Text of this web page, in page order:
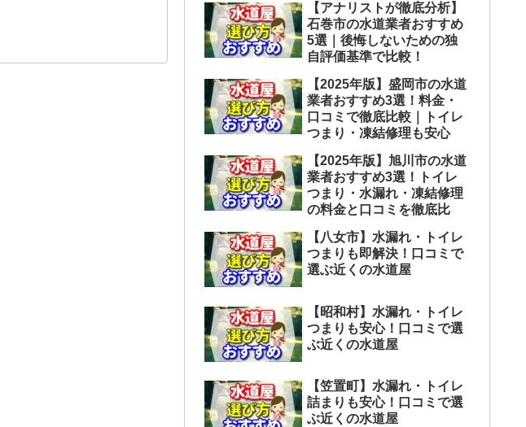
【アナリストが徹底分析】
石巻市の水道業者おすすめ
5選｜後悔しないための独
自評価基準で比較！
【2025年版】盛岡市の水道
業者おすすめ3選！料金・
口コミで徹底比較｜トイレ
つまり・凍結修理も安心
【2025年版】旭川市の水道
業者おすすめ3選！トイレ
つまり・水漏れ・凍結修理
の料金と口コミを徹底比
【八女市】水漏れ・トイレ
つまりも即解決！口コミで
選ぶ近くの水道屋
【昭和村】水漏れ・トイレ
つまりも安心！口コミで選
ぶ近くの水道屋
【笠置町】水漏れ・トイレ
詰まりも安心！口コミで選
ぶ近くの水道屋